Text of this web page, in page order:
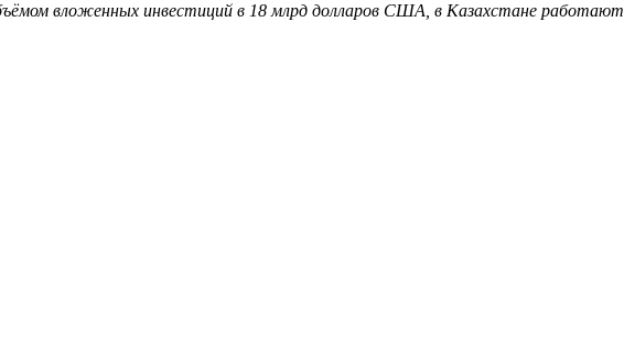
вложенных инвестиций в 18 млрд долларов США, в Казахстане работают